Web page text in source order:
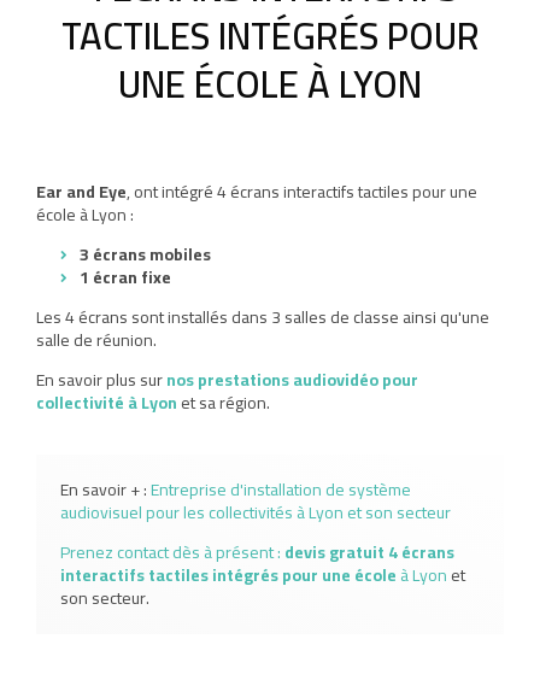
TACTILES INTÉGRÉS POUR
UNE ÉCOLE À LYON
Ear and Eye, ont intégré 4 écrans interactifs tactiles pour une
école à Lyon :
3 écrans mobiles
1 écran fixe
Les 4 écrans sont installés dans 3 salles de classe ainsi qu'une
salle de réunion.
En savoir plus surnos prestations audiovidéo pour
collectivité à Lyonet sa région.
En savoir + :Entreprise d'installation de système
audiovisuel pour les collectivités à Lyon et son secteur
Prenez contact dès à présent :devis gratuit4 écrans
interactifs tactiles intégrés pour une écoleà Lyonet
son secteur.